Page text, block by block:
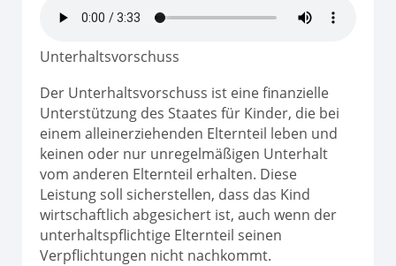
Unterhaltsvorschuss
Der Unterhaltsvorschuss ist eine finanzielle
Unterstützung des Staates für Kinder, die bei
einem alleinerziehenden Elternteil leben und
keinen oder nur unregelmäßigen Unterhalt
vom anderen Elternteil erhalten. Diese
Leistung soll sicherstellen, dass das Kind
wirtschaftlich abgesichert ist, auch wenn der
unterhaltspflichtige Elternteil seinen
Verpflichtungen nicht nachkommt.